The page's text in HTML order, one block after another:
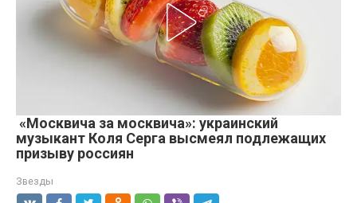
«Москвича за москвича»: украинский
музыкант Коля Серга высмеял подлежащих
призыву россиян
Звезды